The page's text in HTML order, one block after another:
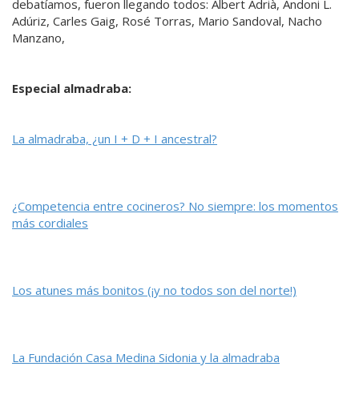
debatíamos, fueron llegando todos: Albert Adrià, Andoni L.
Adúriz, Carles Gaig, Rosé Torras, Mario Sandoval, Nacho
Manzano,
Especial almadraba:
La almadraba, ¿un I + D + I ancestral?
¿Competencia entre cocineros? No siempre: los momentos
más cordiales
Los atunes más bonitos (¡y no todos son del norte!)
La Fundación Casa Medina Sidonia y la almadraba